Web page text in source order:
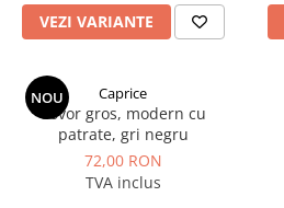
VEZI VARIANTE
NOU Caprice
Covor gros, modern cu
patrate, gri negru
72,00 RON
TVA inclus